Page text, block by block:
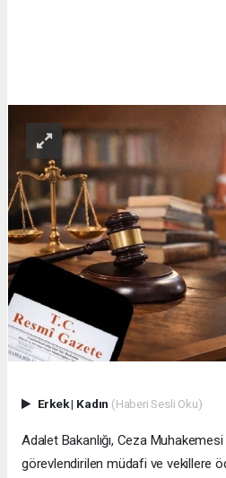
Erkek| Kadın (Haberi Sesli Oku)
Adalet Bakanlığı, Ceza
görevlendirilen müdafi ve vekillere